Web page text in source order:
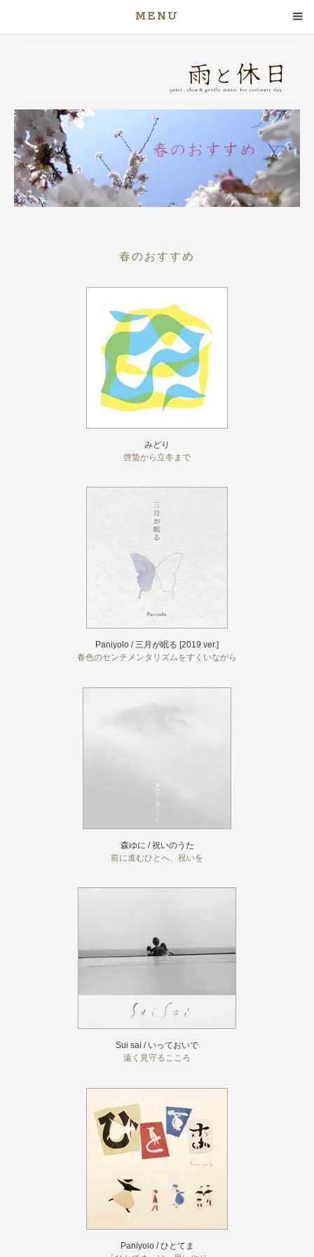
MENU
春のおすすめ
みどり
啓蟄から立冬まで
Paniyolo / 三月が眠る [2019 ver.]
春色のセンチメンタリズムをすくいながら
森ゆに / 祝いのうた
前に進むひとへ、祝いを
Sui sai / いっておいで
遠く見守るこころ
Paniyolo / ひとてま